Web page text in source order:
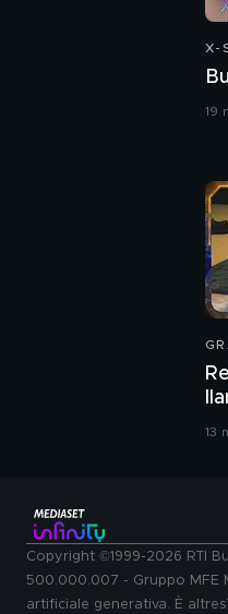
X-
19
13
Copyright ©1999-2026 RTI
500.000.007 - Gruppo MFE
artificiale generativa. È